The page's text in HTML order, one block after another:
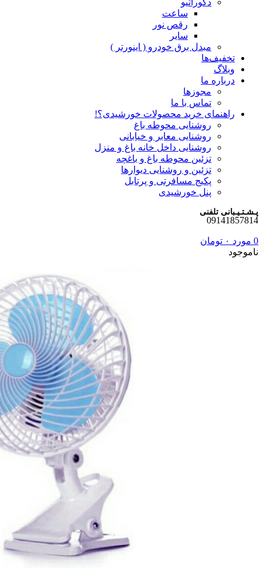
دکوراتیو
ساعت
رقص نور
سایر
مبدل برق خودرو ( اینورتر )
تخفیف‌ها
وبلاگ
درباره ما
مجوزها
تماس با ما
راهنمای خرید محصولات خورشیدی؟!
روشنایی محوطه باغ
روشنایی معابر و خیابانی
روشنایی داخل خانه باغ و منزل
تزئین محوطه باغ و باغچه
تزئین و روشنایی دیوارها
پکیج مسافرتی و پرتابل
پنل خورشیدی
پـشـتـیـبانی تلفنی
09141857814
0 مورد ۰ تومان
ناموجود